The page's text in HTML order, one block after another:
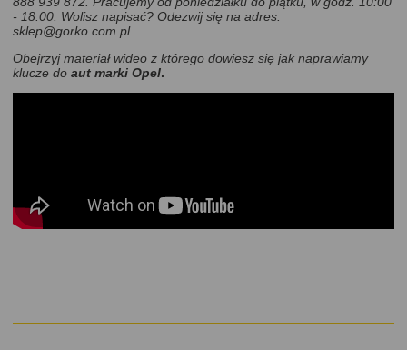
- 18:00. Wolisz napisać? Odezwij się na adres:
sklep@gorko.com.pl
Obejrzyj materiał wideo z którego dowiesz się jak naprawiamy
klucze do aut marki Opel.